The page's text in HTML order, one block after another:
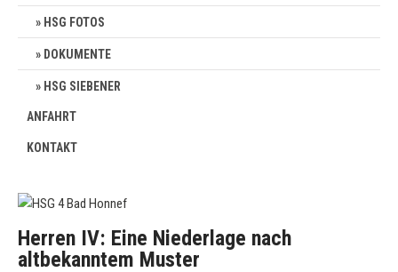
HSG FOTOS
DOKUMENTE
HSG SIEBENER
ANFAHRT
KONTAKT
Herren IV: Eine Niederlage nach
altbekanntem Muster